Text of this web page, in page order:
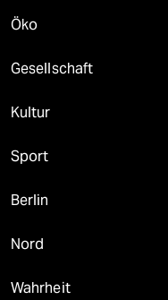
Öko
Gesellschaft
Kultur
Sport
Berlin
Nord
Wahrheit